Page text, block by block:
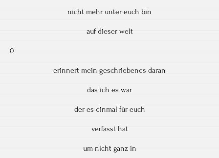
nicht mehr unter euch bin
auf dieser welt
0
erinnert mein geschriebenes daran
das ich es war
der es einmal für euch
verfasst hat
um nicht ganz in